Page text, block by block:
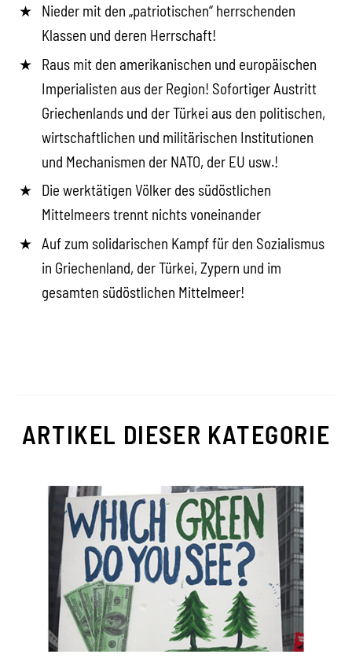
Nieder mit den „patriotischen“ herrschenden
Klassen und deren Herrschaft!
Raus mit den amerikanischen und europäischen
Imperialisten aus der Region! Sofortiger Austritt
Griechenlands und der Türkei aus den politischen,
wirtschaftlichen und militärischen Institutionen
und Mechanismen der NATO, der EU usw.!
Die werktätigen Völker des südöstlichen
Mittelmeers trennt nichts voneinander
Auf zum solidarischen Kampf für den Sozialismus
in Griechenland, der Türkei, Zypern und im
gesamten südöstlichen Mittelmeer!
ARTIKEL DIESER KATEGORIE